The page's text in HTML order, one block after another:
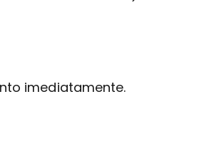
imediatamente.